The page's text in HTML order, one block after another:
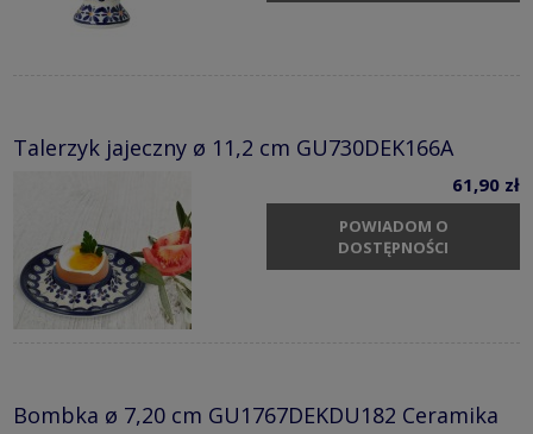
Talerzyk jajeczny ø 11,2 cm GU730DEK166A
61,90 zł
POWIADOM O
DOSTĘPNOŚCI
Bombka ø 7,20 cm GU1767DEKDU182 Ceramika